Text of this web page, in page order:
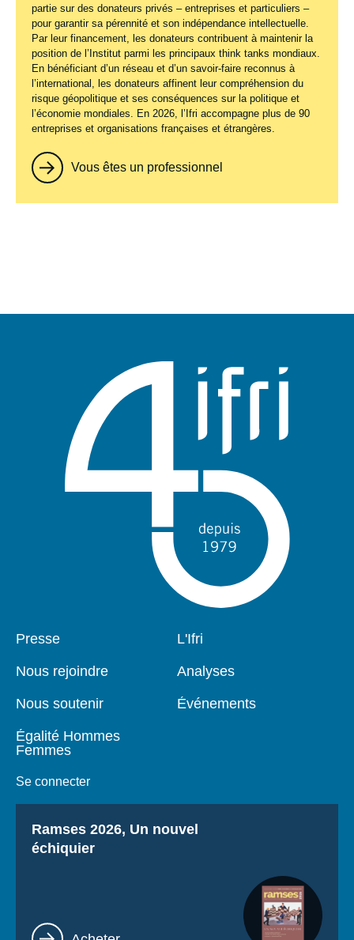
partie sur des donateurs privés – entreprises et particuliers –
pour garantir sa pérennité et son indépendance intellectuelle.
Par leur financement, les donateurs contribuent à maintenir la
position de l’Institut parmi les principaux think tanks mondiaux.
En bénéficiant d’un réseau et d’un savoir-faire reconnus à
l’international, les donateurs affinent leur compréhension du
risque géopolitique et ses conséquences sur la politique et
l’économie mondiales. En 2026, l’Ifri accompagne plus de 90
entreprises et organisations françaises et étrangères.
Vous êtes un professionnel
Pied
Presse
Nous rejoindre
Nous soutenir
Égalité Hommes
Femmes
Se connecter
Navigation
L'Ifri
Analyses
Événements
Titre
Ramses 2026, Un nouvel
échiquier